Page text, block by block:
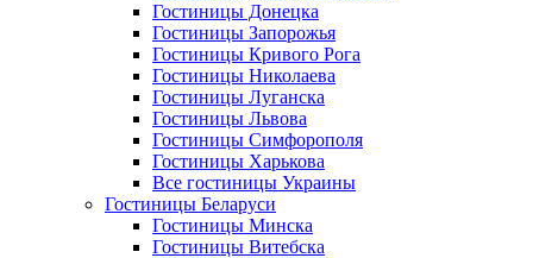
Гостиницы Донецка
Гостиницы Запорожья
Гостиницы Кривого Рога
Гостиницы Николаева
Гостиницы Луганска
Гостиницы Львова
Гостиницы Симфорополя
Гостиницы Харькова
Все гостиницы Украины
Гостиницы Беларуси
Гостиницы Минска
Гостиницы Витебска